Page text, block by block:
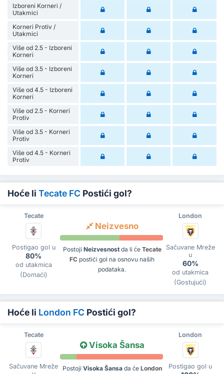
Izboreni Korneri /
Utakmici
Korneri Protiv /
Utakmici
Više od 2.5 - Izboreni
Korneri
Više od 3.5 - Izboreni
Korneri
Više od 4.5 - Izboreni
Korneri
Više od 2.5 - Korneri
Protiv
Više od 3.5 - Korneri
Protiv
Više od 4.5 - Korneri
Protiv
Hoće li Tecate FC Postići gol?
Tecate London
Postigao gol u
80%
od utakmica
(Domaći)
Neizvesno
Postoji Neizvesnostda li će Tecate
FC postići gol na osnovu naših
podataka.
Sačuvane Mreže
u
60%
od utakmica
(Gostujući)
Hoće li London FC Postići gol?
Tecate London
Sačuvane Mreže
Visoka Šansa
Postoji Visoka Šansada će London Postigao gol u